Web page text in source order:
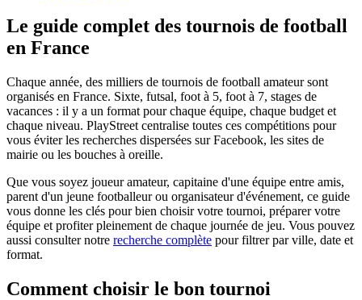
Le guide complet des tournois de football
en France
Chaque année, des milliers de tournois de football amateur sont
organisés en France. Sixte, futsal, foot à 5, foot à 7, stages de
vacances : il y a un format pour chaque équipe, chaque budget et
chaque niveau. PlayStreet centralise toutes ces compétitions pour
vous éviter les recherches dispersées sur Facebook, les sites de
mairie ou les bouches à oreille.
Que vous soyez joueur amateur, capitaine d'une équipe entre amis,
parent d'un jeune footballeur ou organisateur d'événement, ce guide
vous donne les clés pour bien choisir votre tournoi, préparer votre
équipe et profiter pleinement de chaque journée de jeu. Vous pouvez
aussi consulter notre recherche complète pour filtrer par ville, date et
format.
Comment choisir le bon tournoi